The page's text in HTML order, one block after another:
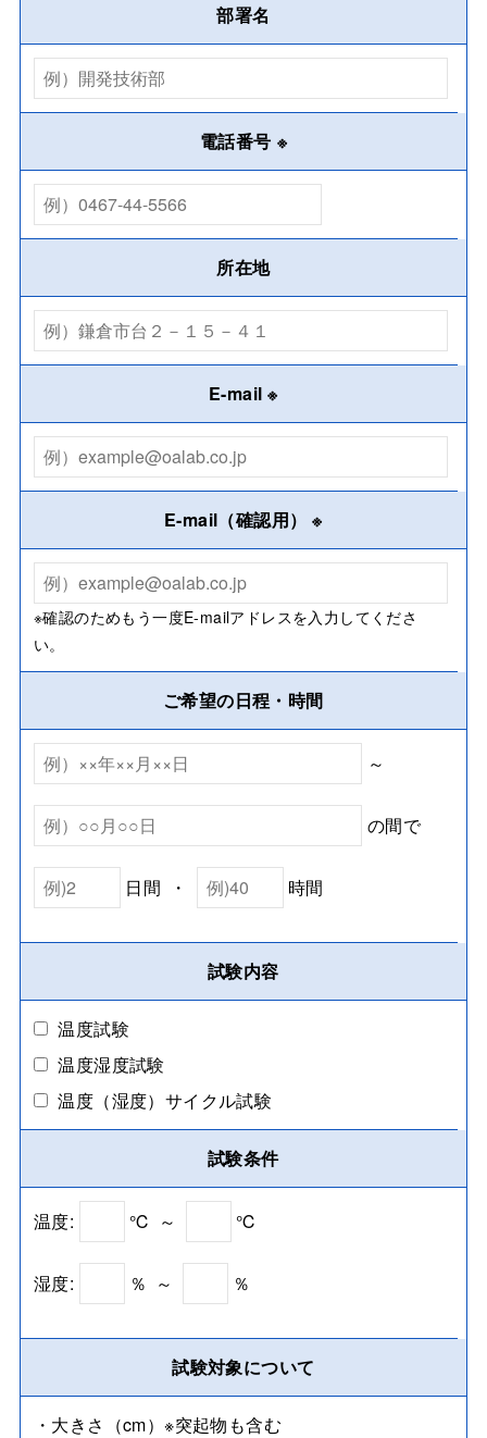
部署名
電話番号 ※
所在地
E-mail ※
E-mail（確認用） ※
※確認のためもう一度E-mailアドレスを入力してくださ
い。
ご希望の日程・時間
～
の間で
日間 ・ 時間
試験内容
温度試験
温度湿度試験
温度（湿度）サイクル試験
試験条件
温度: ℃ ～ ℃
湿度: ％ ～ ％
試験対象について
・大きさ（cm）※突起物も含む